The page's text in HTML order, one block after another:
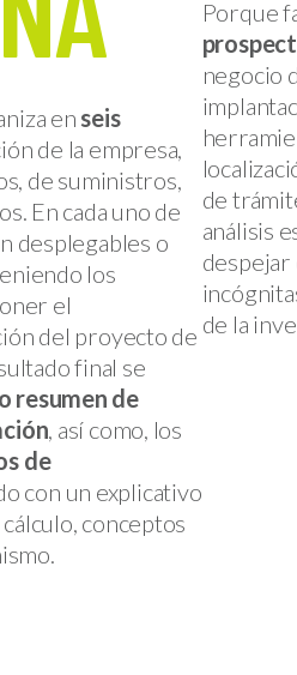
en seis
de la empresa,
de suministros,
En cada uno de
desplegables o
los
el
del proyecto de
final se
resumen de
, así como, los
de
con un explicativo
conceptos
Porque
negocio
de
análisis
despejar
de la